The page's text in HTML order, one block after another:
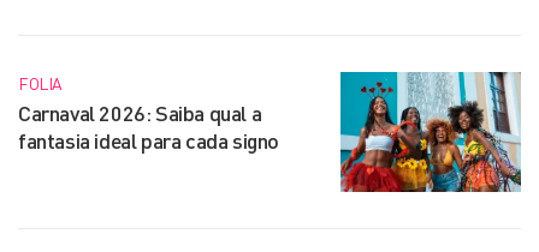
FOLIA
Carnaval 2026: Saiba qual a
fantasia ideal para cada signo